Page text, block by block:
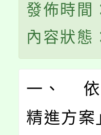
發佈時
內容狀態
一、 依
精進方